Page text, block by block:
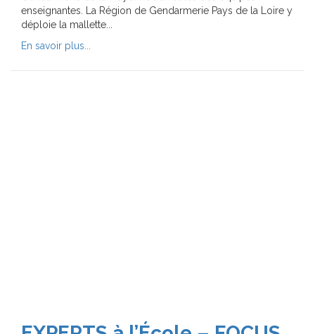
enseignantes. La Région de Gendarmerie Pays de la Loire y
déploie la mallette...
En savoir plus...